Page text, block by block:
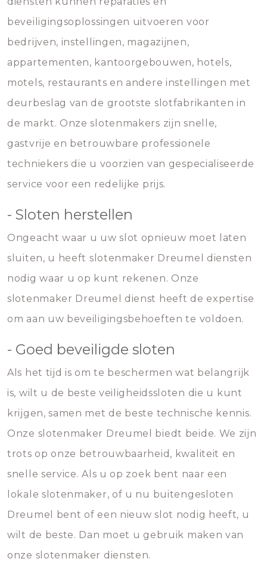
beveiligingsoplossingen uitvoeren voor
bedrijven, instellingen, magazijnen,
appartementen, kantoorgebouwen, hotels,
motels, restaurants en andere instellingen met
deurbeslag van de grootste slotfabrikanten in
de markt. Onze slotenmakers zijn snelle,
gastvrije en betrouwbare professionele
techniekers die u voorzien van gespecialiseerde
service voor een redelijke prijs.
- Sloten herstellen
Ongeacht waar u uw slot opnieuw moet laten
sluiten, u heeft slotenmaker Dreumel diensten
nodig waar u op kunt rekenen. Onze
slotenmaker Dreumel dienst heeft de expertise
om aan uw beveiligingsbehoeften te voldoen.
- Goed beveiligde sloten
Als het tijd is om te beschermen wat belangrijk
is, wilt u de beste veiligheidssloten die u kunt
krijgen, samen met de beste technische kennis.
Onze slotenmaker Dreumel biedt beide. We zijn
trots op onze betrouwbaarheid, kwaliteit en
snelle service. Als u op zoek bent naar een
lokale slotenmaker, of u nu buitengesloten
Dreumel bent of een nieuw slot nodig heeft, u
wilt de beste. Dan moet u gebruik maken van
onze slotenmaker diensten.